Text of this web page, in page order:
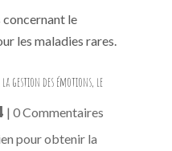
le
les maladies rares.
gestion des émotions, le
| 0 Commentaires
pour obtenir la